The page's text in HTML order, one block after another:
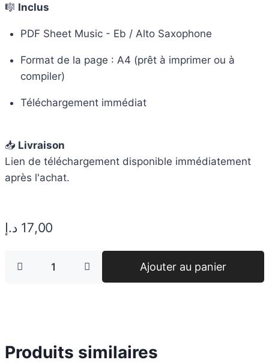
🎼 Inclus
PDF Sheet Music - Eb / Alto Saxophone
Format de la page : A4 (prêt à imprimer ou à
compiler)
Téléchargement immédiat
📥 Livraison
Lien de téléchargement disponible immédiatement
après l'achat.
17,00 د.إ
Ajouter au panier
Produits similaires